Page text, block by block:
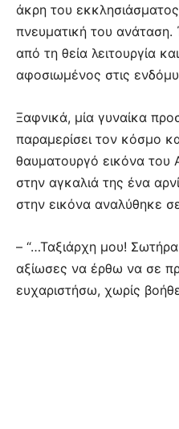
άκρη του
πνευματική του
από τη θεία λειτουργία
αφοσιωμένος στις
Ξαφνικά, μία γυναίκα
παραμερίσει τον κόσμο
θαυματουργό εικόνα
στην αγκαλιά της ένα
στην εικόνα αναλύθηκε
– “…Ταξιάρχη μου!
αξίωσες να έρθω να σε
ευχαριστήσω, χωρίς